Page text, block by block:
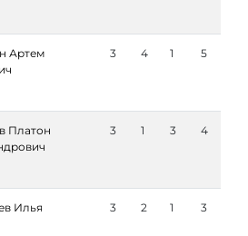
Артем
3 4 1 5
Платон
3 1 3 4
Илья
3 2 1 3